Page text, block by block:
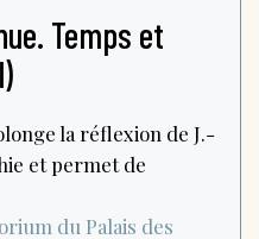
Temps et
la réflexion de J.-
et permet de
du Palais des